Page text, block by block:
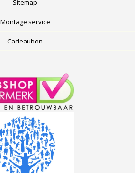
Sitemap
Montage service
Cadeaubon